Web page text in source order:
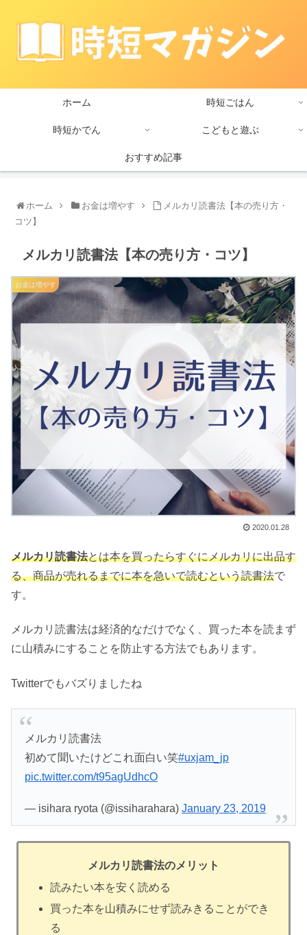
ホーム 時短ごはん
時短かでん こどもと遊ぶ
おすすめ記事
ホーム お金は増やす
メルカリ読書法【本の売り方・
コツ】
メルカリ読書法【本の売り方・コツ】
お金は増やす
2020.01.28
メルカリ読書法とは本を買ったらすぐにメルカリに出品す
る、商品が売れるまでに本を急いで読むという読書法で
す。
メルカリ読書法は経済的なだけでなく、買った本を読まず
に山積みにすることを防止する方法でもあります。
Twitterでもバズりましたね
メルカリ読書法
初めて聞いたけどこれ面白い笑#uxjam_jp
pic.twitter.com/t95agUdhcO
— isihara ryota (@issiharahara)January 23, 2019
メルカリ読書法のメリット
読みたい本を安く読める
買った本を山積みにせず読みきることができ
る